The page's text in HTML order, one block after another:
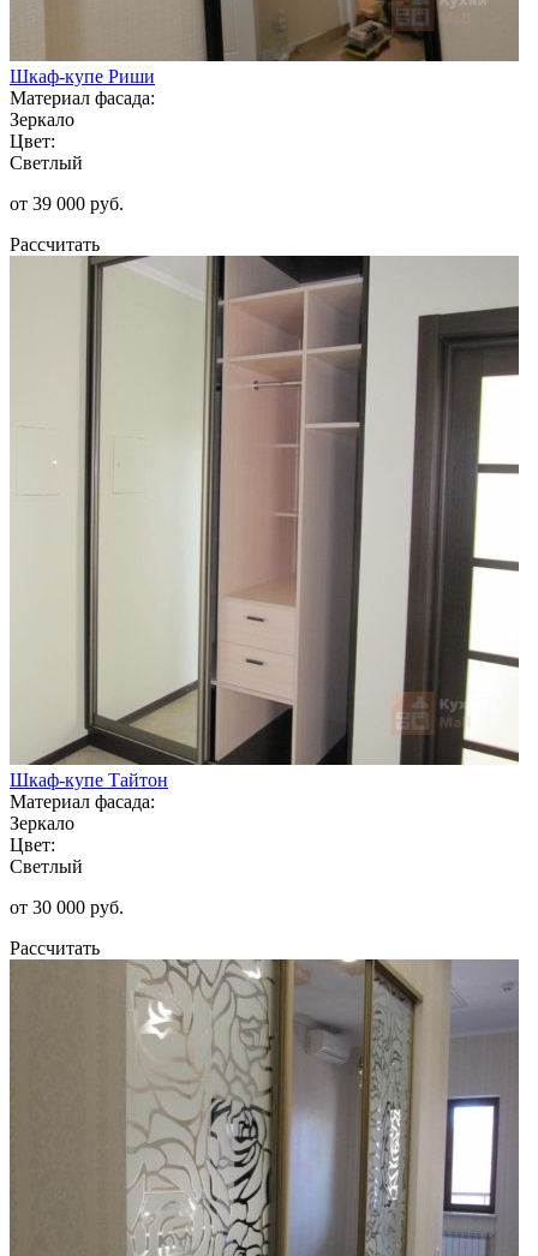
Шкаф-купе Риши
Материал фасада:
Зеркало
Цвет:
Светлый
от 39 000 руб.
Рассчитать
Шкаф-купе Тайтон
Материал фасада:
Зеркало
Цвет:
Светлый
от 30 000 руб.
Рассчитать